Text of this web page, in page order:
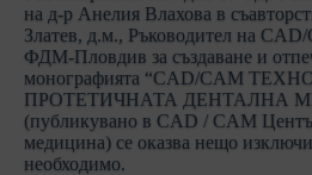
на д-р Анелия Влахова в
Златев, д.м., Ръководител на
ФДМ-Пловдив за създаване и
монографията “CAD/CAM
ПРОТЕТИЧНАТА ДЕНТАЛНА
(публикувано в CAD / CAM
медицина) се оказва нещо
необходимо.